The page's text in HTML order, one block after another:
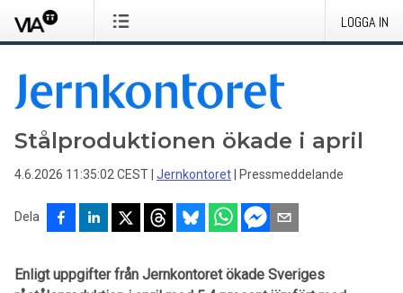
LOGGA IN
Stålproduktionen ökade i april
4.6.2026 11:35:02 CEST Jernkontoret Pressmeddelande
Dela
Enligt uppgifter från Jernkontoret ökade Sveriges